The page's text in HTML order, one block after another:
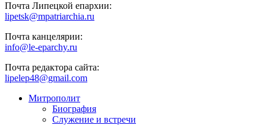
Почта Липецкой епархии:
lipetsk@mpatriarchia.ru
Почта канцелярии:
info@le-eparchy.ru
Почта редактора сайта:
lipelep48@gmail.com
Митрополит
Биография
Служение и встречи